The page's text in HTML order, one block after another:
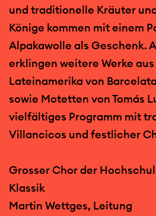
und traditionelle Kräuter
Könige kommen mit einem
Alpakawolle als Geschenk.
erklingen weitere Werke
Lateinamerika von
sowie Motetten von Tomás
vielfältiges Programm mit
Villancicos und festlicher
Grosser Chor der
Klassik
Martin Wettges, Leitung